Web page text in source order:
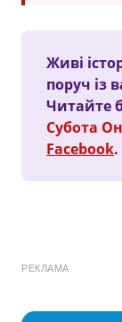
Живі
поруч із
Читайте
Субота
Facebook.
РЕКЛАМА